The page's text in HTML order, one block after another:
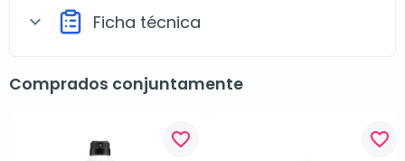
expand_more Ficha técnica
Comprados conjuntamente
favorite_border favorite_border